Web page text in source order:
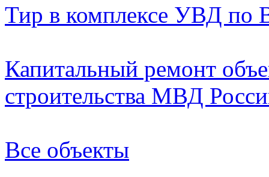
Тир в комплексе УВД по
Капитальный ремонт
строительства МВД
Все объекты